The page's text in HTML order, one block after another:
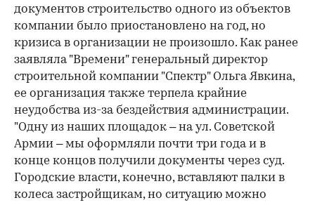
документов строительство одного из объектов
компании было приостановлено на год, но
кризиса в организации не произошло. Как ранее
заявляла "Времени" генеральный директор
строительной компании "Спектр" Ольга Явкина,
ее организация также терпела крайние
неудобства из-за бездействия администрации.
"Одну из наших площадок – на ул. Советской
Армии – мы оформляли почти три года и в
конце концов получили документы через суд.
Городские власти, конечно, вставляют палки в
колеса застройщикам, но ситуацию можно